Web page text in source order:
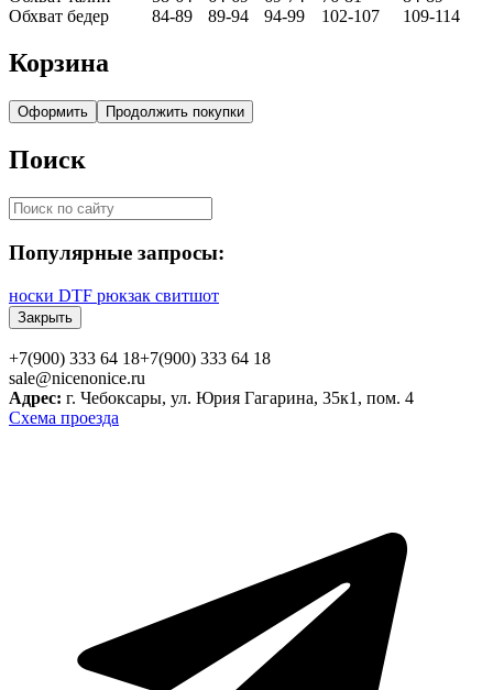
Обхват бедер
84-89 89-94 94-99 102-107 109-114
Корзина
Оформить Продолжить покупки
Поиск
Популярные запросы:
носки DTF рюкзак свитшот
Закрыть
+7(900) 333 64 18+7(900) 333 64 18
sale@nicenonice.ru
Адрес: г. Чебоксары, ул. Юрия Гагарина, 35к1, пом. 4
Схема проезда